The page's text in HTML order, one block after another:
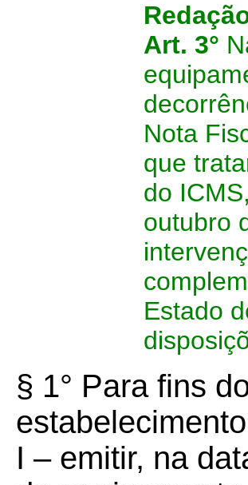
Art. 3°
Nota
que
do
outubro
Estado
§ 1° Para fins
I – emitir, na